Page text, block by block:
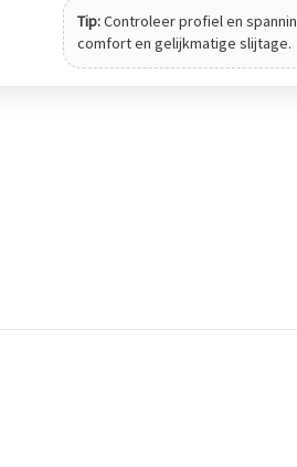
Tip:Controleer profiel en
comfort en gelijkmatige slijtage.